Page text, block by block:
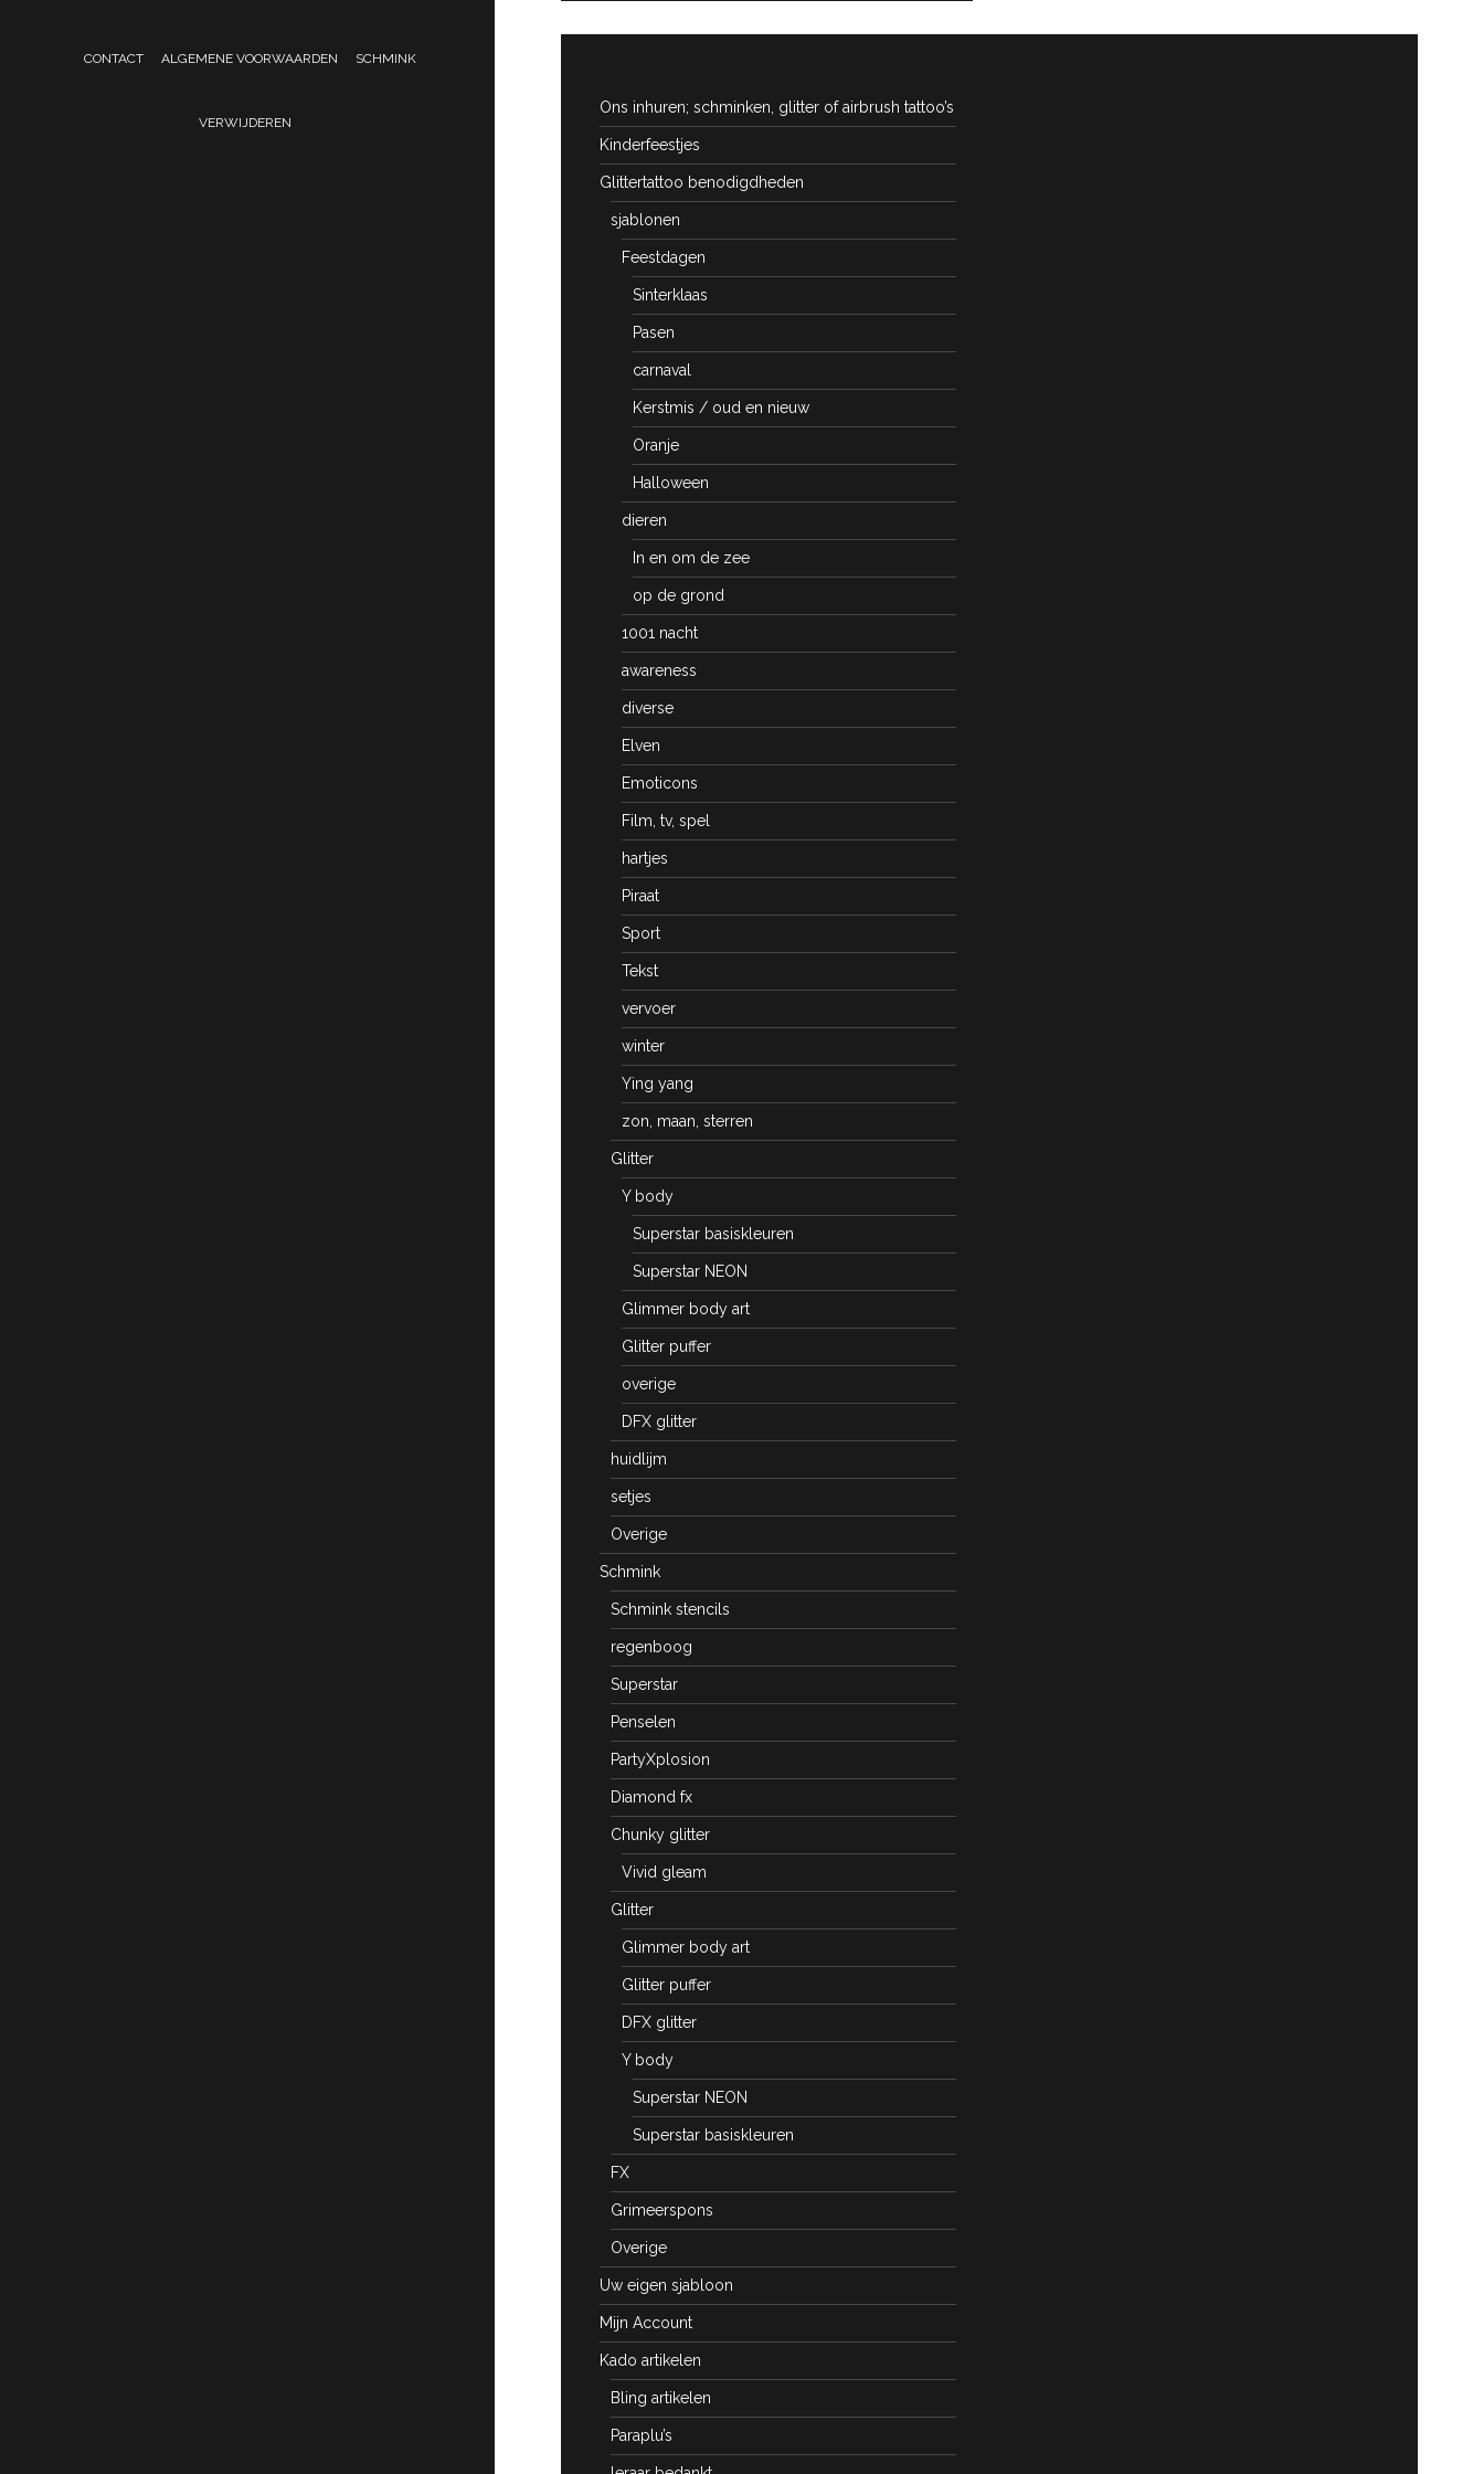
CONTACT ALGEMENE VOORWAARDEN SCHMINK
VERWIJDEREN
Ons inhuren; schminken, glitter of airbrush tattoo’s
Kinderfeestjes
Glittertattoo benodigdheden
sjablonen
Feestdagen
Sinterklaas
Pasen
carnaval
Kerstmis / oud en nieuw
Oranje
Halloween
dieren
In en om de zee
op de grond
1001 nacht
awareness
diverse
Elven
Emoticons
Film, tv, spel
hartjes
Piraat
Sport
Tekst
vervoer
winter
Ying yang
zon, maan, sterren
Glitter
Y body
Superstar basiskleuren
Superstar NEON
Glimmer body art
Glitter puffer
overige
DFX glitter
huidlijm
setjes
Overige
Schmink
Schmink stencils
regenboog
Superstar
Penselen
PartyXplosion
Diamond fx
Chunky glitter
Vivid gleam
Glitter
Glimmer body art
Glitter puffer
DFX glitter
Y body
Superstar NEON
Superstar basiskleuren
FX
Grimeerspons
Overige
Uw eigen sjabloon
Mijn Account
Kado artikelen
Bling artikelen
Paraplu’s